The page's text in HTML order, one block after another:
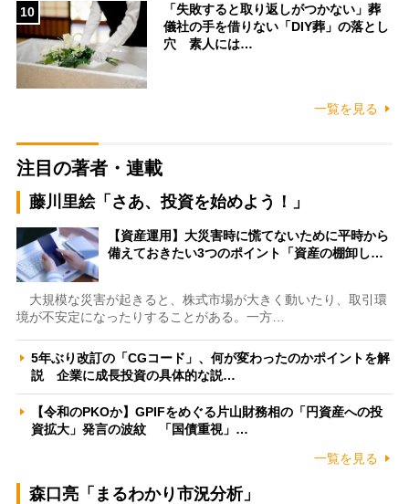
10
「失敗すると取り返しがつかない」葬
儀社の手を借りない「DIY葬」の落とし
穴 素人には…
一覧を見る
注目の著者・連載
藤川里絵「さあ、投資を始めよう！」
【資産運用】大災害時に慌てないために平時から
備えておきたい3つのポイント「資産の棚卸し…
大規模な災害が起きると、株式市場が大きく動いたり、取引環
境が不安定になったりすることがある。一方…
5年ぶり改訂の「CGコード」、何が変わったのかポイントを解
説 企業に成長投資の具体的な説…
【令和のPKOか】GPIFをめぐる片山財務相の「円資産への投
資拡大」発言の波紋 「国債重視」…
一覧を見る
森口亮「まるわかり市況分析」